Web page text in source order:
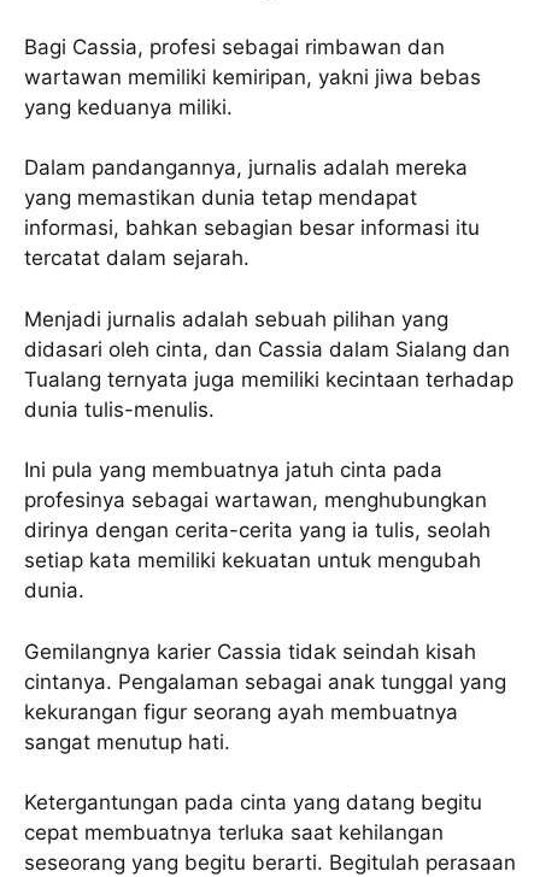
Bagi Cassia, profesi sebagai rimbawan dan
wartawan memiliki kemiripan, yakni jiwa bebas
yang keduanya miliki.
Dalam pandangannya, jurnalis adalah mereka
yang memastikan dunia tetap mendapat
informasi, bahkan sebagian besar informasi itu
tercatat dalam sejarah.
Menjadi jurnalis adalah sebuah pilihan yang
didasari oleh cinta, dan Cassia dalam Sialang dan
Tualang ternyata juga memiliki kecintaan terhadap
dunia tulis-menulis.
Ini pula yang membuatnya jatuh cinta pada
profesinya sebagai wartawan, menghubungkan
dirinya dengan cerita-cerita yang ia tulis, seolah
setiap kata memiliki kekuatan untuk mengubah
dunia.
Gemilangnya karier Cassia tidak seindah kisah
cintanya. Pengalaman sebagai anak tunggal yang
kekurangan figur seorang ayah membuatnya
sangat menutup hati.
Ketergantungan pada cinta yang datang begitu
cepat membuatnya terluka saat kehilangan
seseorang yang begitu berarti. Begitulah perasaan